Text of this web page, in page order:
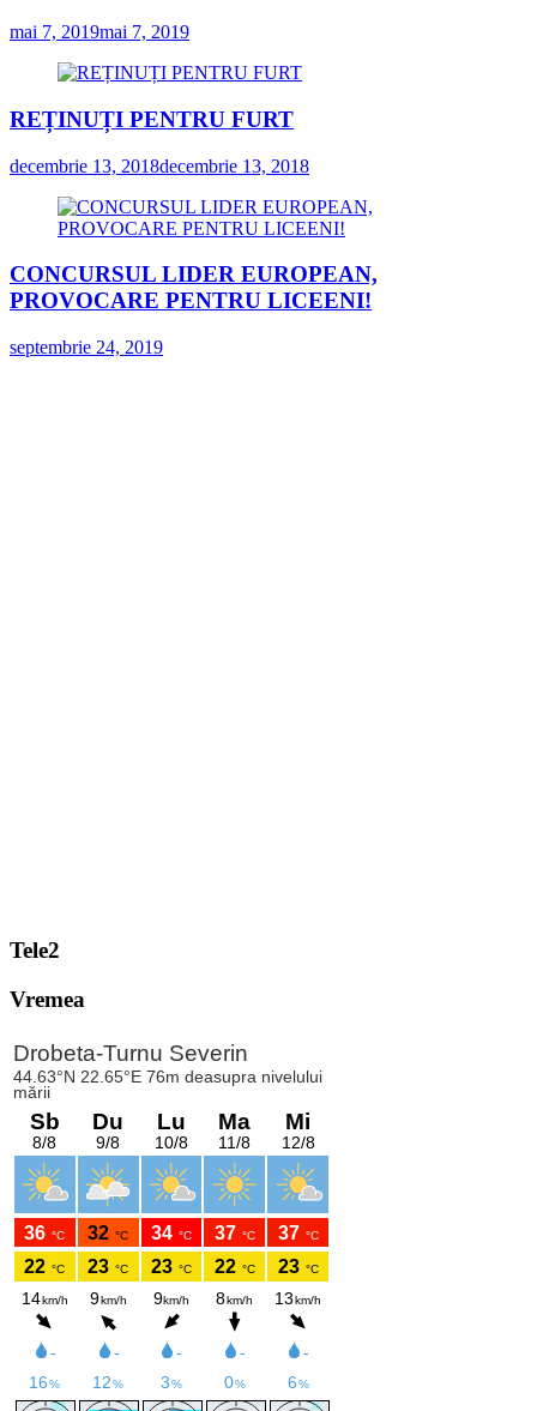
mai 7, 2019mai 7, 2019
REȚINUȚI PENTRU FURT
decembrie 13, 2018decembrie 13, 2018
CONCURSUL LIDER EUROPEAN,
PROVOCARE PENTRU LICEENI!
septembrie 24, 2019
Tele2
Vremea